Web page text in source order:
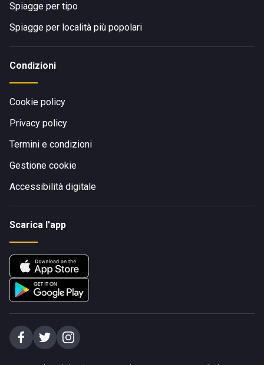
Spiagge per tipo
Spiagge per località più popolari
Condizioni
Cookie policy
Privacy policy
Termini e condizioni
Gestione cookie
Accessibilità digitale
Scarica l'app